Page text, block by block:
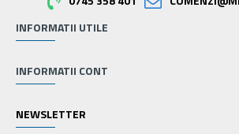
INFORMATII UTILE
INFORMATII CONT
NEWSLETTER